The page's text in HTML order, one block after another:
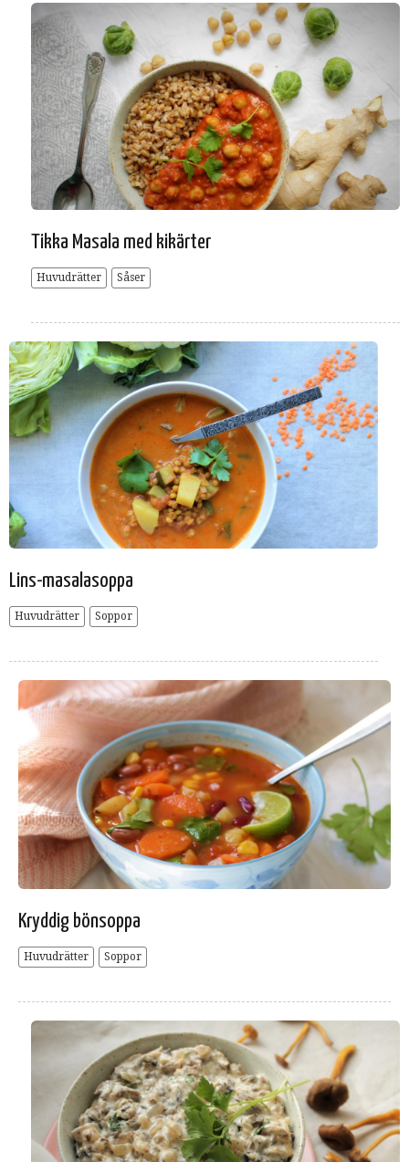
Tikka Masala med kikärter
Huvudrätter Såser
Lins-masalasoppa
Huvudrätter Soppor
Kryddig bönsoppa
Huvudrätter Soppor